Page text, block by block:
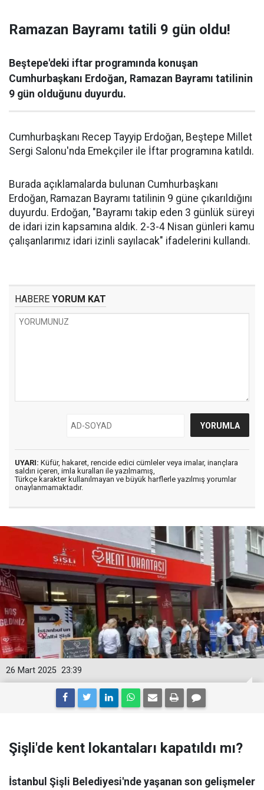
Ramazan Bayramı tatili 9 gün oldu!
Beştepe'deki iftar programında konuşan
Cumhurbaşkanı Erdoğan, Ramazan Bayramı tatilinin
9 gün olduğunu duyurdu.
Cumhurbaşkanı Recep Tayyip Erdoğan, Beştepe Millet
Sergi Salonu'nda Emekçiler ile İftar programına katıldı.
Burada açıklamalarda bulunan Cumhurbaşkanı
Erdoğan, Ramazan Bayramı tatilinin 9 güne çıkarıldığını
duyurdu. Erdoğan, "Bayramı takip eden 3 günlük süreyi
de idari izin kapsamına aldık. 2-3-4 Nisan günleri kamu
çalışanlarımız idari izinli sayılacak" ifadelerini kullandı.
HABERE YORUM KAT
UYARI: Küfür, hakaret, rencide edici cümleler veya imalar, inançlara
saldırı içeren, imla kuralları ile yazılmamış,
Türkçe karakter kullanılmayan ve büyük harflerle yazılmış yorumlar
onaylanmamaktadır.
23:39
26 Mart 2025
Şişli'de kent lokantaları kapatıldı mı?
İstanbul Şişli Belediyesi'nde yaşanan son gelişmeler